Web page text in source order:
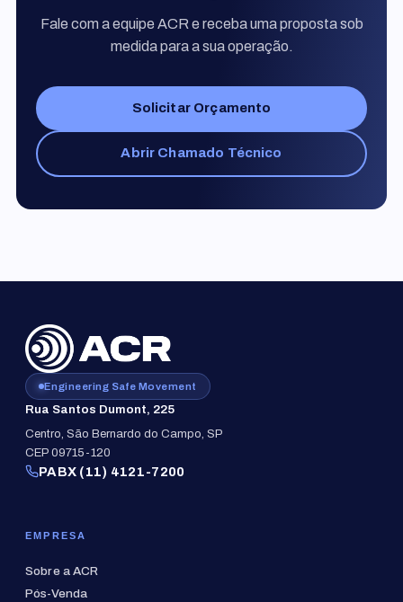
Fale com a equipe ACR e receba uma proposta sob
medida para a sua operação.
Solicitar Orçamento
Abrir Chamado Técnico
Engineering Safe Movement
Rua Santos Dumont, 225
Centro, São Bernardo do Campo, SP
CEP 09715-120
PABX (11) 4121-7200
EMPRESA
Sobre a ACR
Pós-Venda